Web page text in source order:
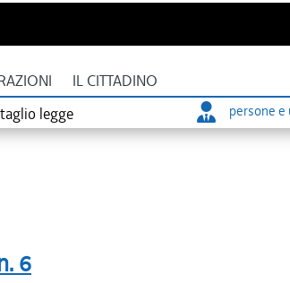
IL CITTADINO
legge persone e
6